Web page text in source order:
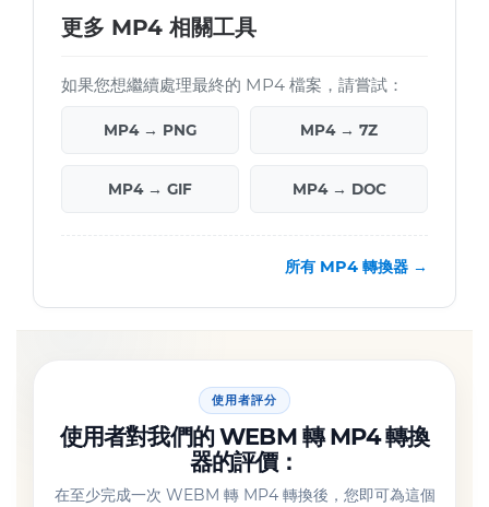
更多 MP4 相關工具
如果您想繼續處理最終的 MP4 檔案，請嘗試：
MP4 → PNG MP4 → 7Z
MP4 → GIF MP4 → DOC
所有 MP4 轉換器 →
使用者評分
使用者對我們的 WEBM 轉 MP4 轉換
器的評價：
在至少完成一次 WEBM 轉 MP4 轉換後，您即可為這個